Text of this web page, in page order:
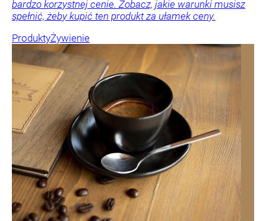
bardzo korzystnej cenie. Zobacz, jakie warunki musisz
spełnić, żeby kupić ten produkt za ułamek ceny.
ProduktyŻywienie